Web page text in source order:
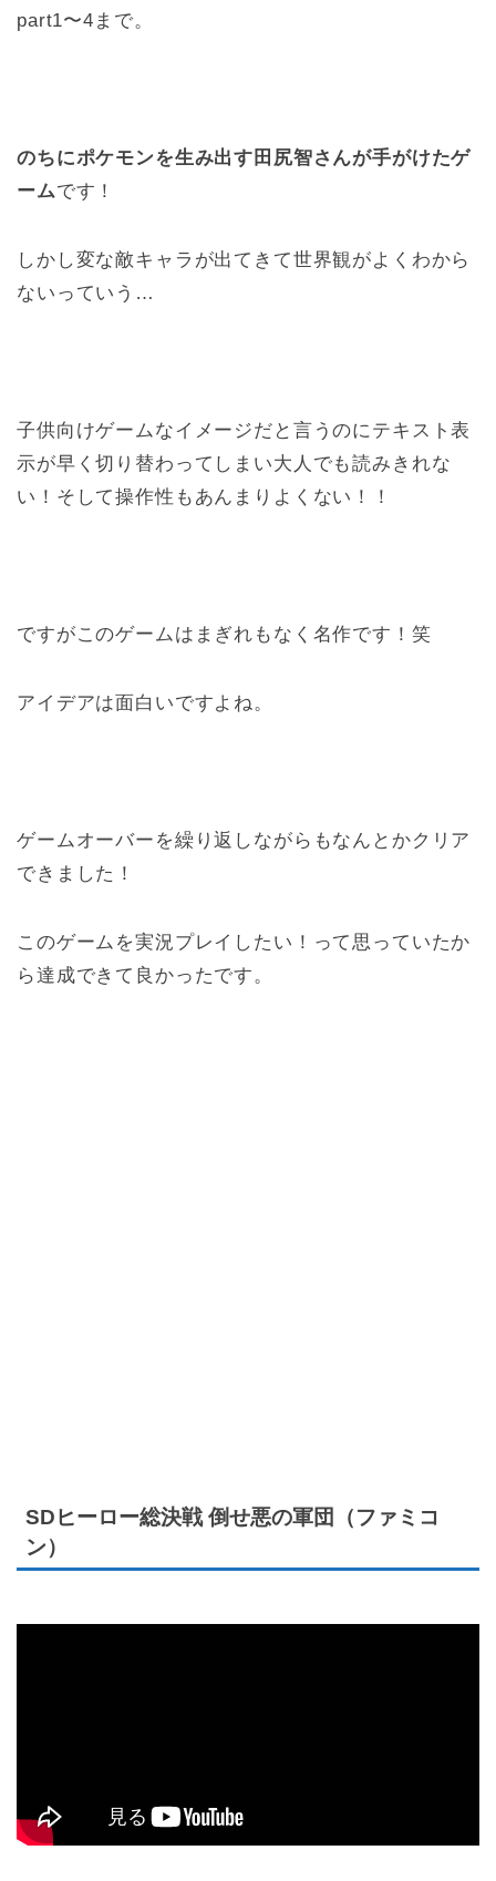
part1〜4まで。
のちにポケモンを生み出す田尻智さんが手がけたゲ
ームです！
しかし変な敵キャラが出てきて世界観がよくわから
ないっていう…
子供向けゲームなイメージだと言うのにテキスト表
示が早く切り替わってしまい大人でも読みきれな
い！そして操作性もあんまりよくない！！
ですがこのゲームはまぎれもなく名作です！笑
アイデアは面白いですよね。
ゲームオーバーを繰り返しながらもなんとかクリア
できました！
このゲームを実況プレイしたい！って思っていたか
ら達成できて良かったです。
SDヒーロー総決戦 倒せ悪の軍団（ファミコ
ン）